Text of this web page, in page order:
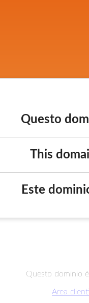
Questo
This
Este
Questo dominio
Area clienti